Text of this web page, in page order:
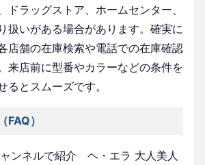
ドラッグストア、ホームセンター、
扱いがある場合があります。確実に
店舗の在庫検索や電話での在庫確認
来店前に型番やカラーなどの条件を
るとスムーズです。
FAQ）
ンネルで紹介 ヘ・エラ 大人美人